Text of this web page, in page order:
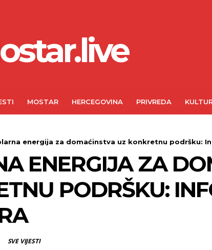
MOSTAR HERCEGOVINA PRIVREDA
energija za domaćinstva uz konkretnu podršku:
ENERGIJA ZA
PODRŠKU:
SVE VIJESTI